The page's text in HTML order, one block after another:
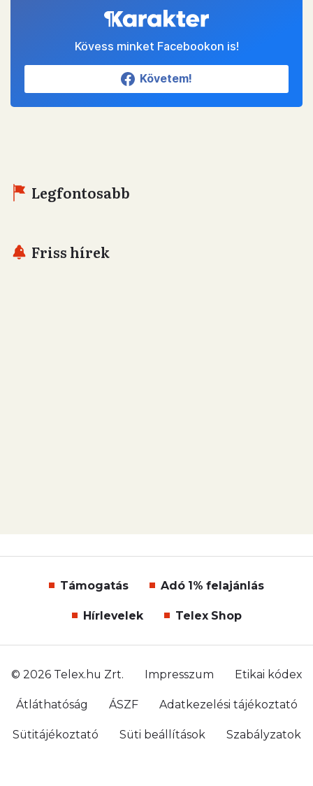
Kövess minket Facebookon is!
Követem!
Legfontosabb
Friss hírek
Támogatás Adó 1% felajánlás
Hírlevelek Telex Shop
© 2026 Telex.hu Zrt. Impresszum Etikai kódex
Átláthatóság ÁSZF Adatkezelési tájékoztató
Sütitájékoztató Süti beállítások Szabályzatok